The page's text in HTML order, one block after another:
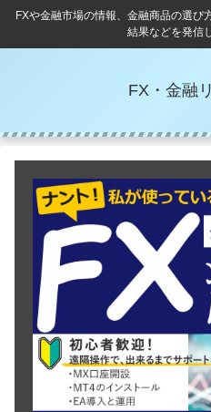
FXや金融市場の情報、金融商品の選び
結果などを発信
FX・金融